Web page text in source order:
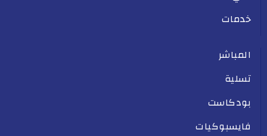
خدمات
المباشر
تسلية
بودكاست
فايسبوكيات